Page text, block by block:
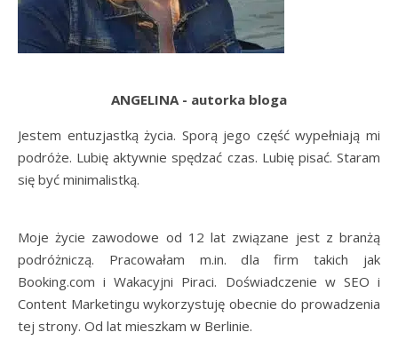
ANGELINA - autorka bloga
Jestem entuzjastką życia. Sporą jego część wypełniają mi
podróże. Lubię aktywnie spędzać czas. Lubię pisać. Staram
się być minimalistką.
Moje życie zawodowe od 12 lat związane jest z branżą
podróżniczą. Pracowałam m.in. dla firm takich jak
Booking.com i Wakacyjni Piraci. Doświadczenie w SEO i
Content Marketingu wykorzystuję obecnie do prowadzenia
tej strony. Od lat mieszkam w Berlinie.